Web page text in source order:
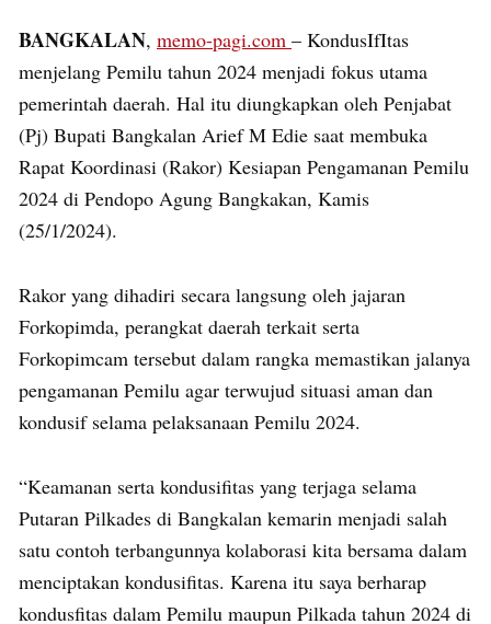
BANGKALAN, memo-pagi.com – KondusIfItas
menjelang Pemilu tahun 2024 menjadi fokus utama
pemerintah daerah. Hal itu diungkapkan oleh Penjabat
(Pj) Bupati Bangkalan Arief M Edie saat membuka
Rapat Koordinasi (Rakor) Kesiapan Pengamanan Pemilu
2024 di Pendopo Agung Bangkakan, Kamis
(25/1/2024).
Rakor yang dihadiri secara langsung oleh jajaran
Forkopimda, perangkat daerah terkait serta
Forkopimcam tersebut dalam rangka memastikan jalanya
pengamanan Pemilu agar terwujud situasi aman dan
kondusif selama pelaksanaan Pemilu 2024.
“Keamanan serta kondusifitas yang terjaga selama
Putaran Pilkades di Bangkalan kemarin menjadi salah
satu contoh terbangunnya kolaborasi kita bersama dalam
menciptakan kondusifitas. Karena itu saya berharap
kondusfitas dalam Pemilu maupun Pilkada tahun 2024 di